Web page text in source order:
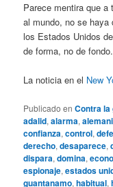
Parece mentira que
al mundo, no se haya
los Estados Unidos
de forma, no de fondo.
La noticia en el New
Publicado en Contra la
adalid,alarma,
confianza,control,
derecho,desaparece,
dispara,domina,
espionaje,estados
guantanamo,habitual,